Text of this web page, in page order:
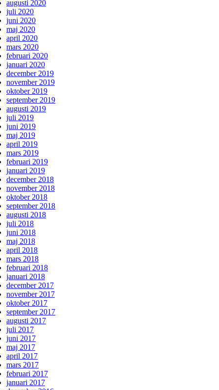
augusti 2020
juli 2020
juni 2020
maj 2020
april 2020
mars 2020
februari 2020
januari 2020
december 2019
november 2019
oktober 2019
september 2019
augusti 2019
juli 2019
juni 2019
maj 2019
april 2019
mars 2019
februari 2019
januari 2019
december 2018
november 2018
oktober 2018
september 2018
augusti 2018
juli 2018
juni 2018
maj 2018
april 2018
mars 2018
februari 2018
januari 2018
december 2017
november 2017
oktober 2017
september 2017
augusti 2017
juli 2017
juni 2017
maj 2017
april 2017
mars 2017
februari 2017
januari 2017